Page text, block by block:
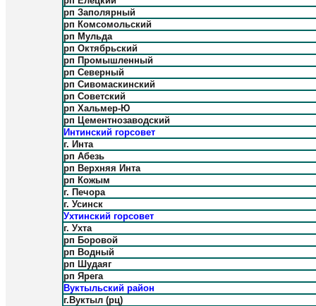
рп Заполярный
рп Комсомольский
рп Мульда
рп Октябрьский
рп Промышленный
рп Северный
рп Сивомаскинский
рп Советский
рп Хальмер-Ю
рп Цементнозаводский
Интинский горсовет
г. Инта
рп Абезь
рп Верхняя Инта
рп Кожым
г. Печора
г. Усинск
Ухтинский горсовет
г. Ухта
рп Боровой
рп Водный
рп Шудаяг
рп Ярега
Вуктыльский район
г.Вуктыл (рц)